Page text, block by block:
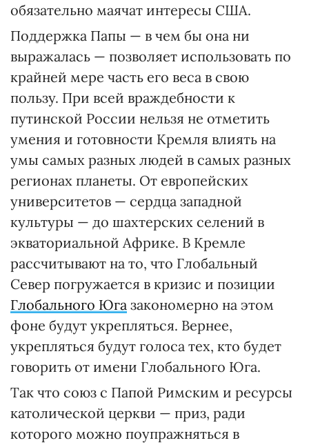
обязательно маячат интересы США.
Поддержка Папы — в чем бы она ни
выражалась — позволяет использовать по
крайней мере часть его веса в свою
пользу. При всей враждебности к
путинской России нельзя не отметить
умения и готовности Кремля влиять на
умы самых разных людей в самых разных
регионах планеты. От европейских
университетов — сердца западной
культуры — до шахтерских селений в
экваториальной Африке. В Кремле
рассчитывают на то, что Глобальный
Север погружается в кризис и позиции
Глобального Юга закономерно на этом
фоне будут укрепляться. Вернее,
укрепляться будут голоса тех, кто будет
говорить от имени Глобального Юга.
Так что союз с Папой Римским и ресурсы
католической церкви — приз, ради
которого можно поупражняться в